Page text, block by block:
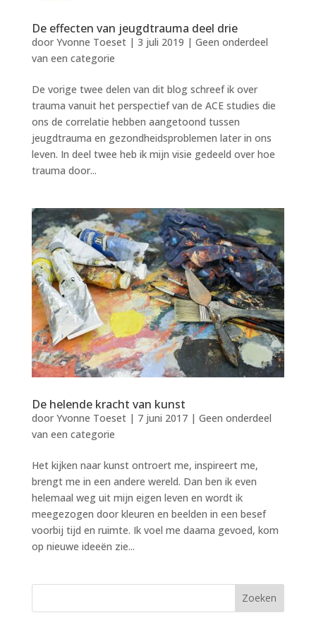
De effecten van jeugdtrauma deel drie
door Yvonne Toeset| 3 juli 2019 | Geen onderdeel
van een categorie
De vorige twee delen van dit blog schreef ik over
trauma vanuit het perspectief van de ACE studies die
ons de correlatie hebben aangetoond tussen
jeugdtrauma en gezondheidsproblemen later in ons
leven. In deel twee heb ik mijn visie gedeeld over hoe
trauma door...
De helende kracht van kunst
door Yvonne Toeset| 7 juni 2017| Geen onderdeel
van een categorie
Het kijken naar kunst ontroert me, inspireert me,
brengt me in een andere wereld. Dan ben ik even
helemaal weg uit mijn eigen leven en wordt ik
meegezogen door kleuren en beelden in een besef
voorbij tijd en ruimte. Ik voel me daarna gevoed, kom
op nieuwe ideeën zie...
Zoeken